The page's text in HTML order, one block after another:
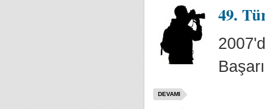
49.
DEVAMI